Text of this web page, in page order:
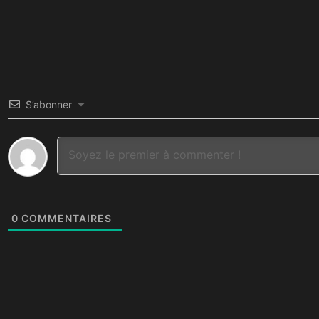
S’abonner
0 COMMENTAIRES